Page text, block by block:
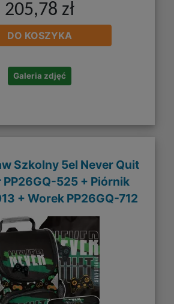
205,78 zł
DO KOSZYKA
Galeria zdjęć
Szkolny 5el Never Quit
525 + Piórnik
+ Worek PP26GQ-712